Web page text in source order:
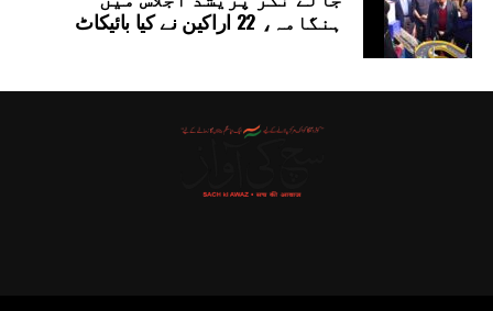
ہنگامہ، 22 اراکین نے کیا بائیکاٹ